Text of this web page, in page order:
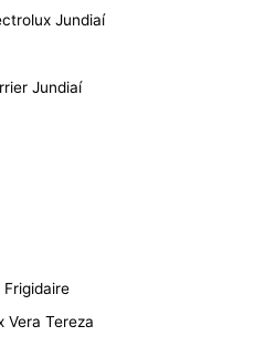
Jundiaí
Jundiaí
Vera Tereza